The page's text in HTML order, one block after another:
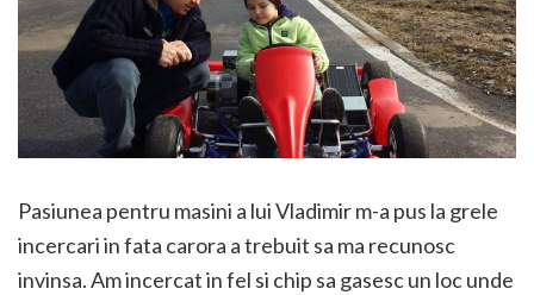
Pasiunea pentru masini a lui Vladimir m-a pus la grele
incercari in fata carora a trebuit sa ma recunosc
invinsa. Am incercat in fel si chip sa gasesc un loc unde